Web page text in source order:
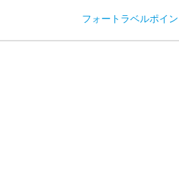
フォートラベルポイ